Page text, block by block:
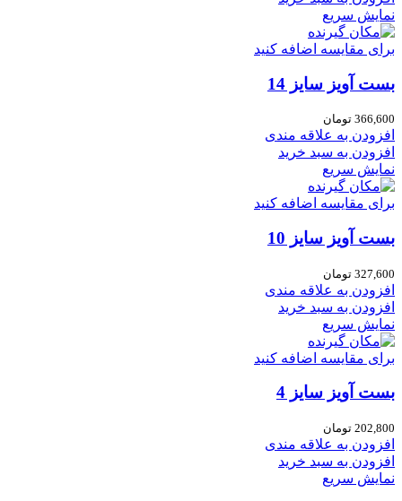
نمایش سریع
برای مقایسه اضافه کنید
بست آویز سایز 14
366,600 تومان
افزودن به علاقه مندی
افزودن به سبد خرید
نمایش سریع
برای مقایسه اضافه کنید
بست آویز سایز 10
327,600 تومان
افزودن به علاقه مندی
افزودن به سبد خرید
نمایش سریع
برای مقایسه اضافه کنید
بست آویز سایز 4
202,800 تومان
افزودن به علاقه مندی
افزودن به سبد خرید
نمایش سریع